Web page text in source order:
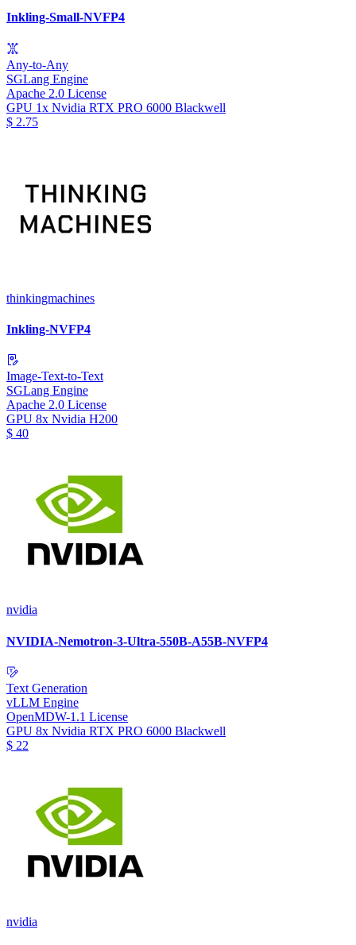
Inkling-Small-NVFP4
Any-to-Any
SGLang Engine
Apache 2.0 License
GPU 1x Nvidia RTX PRO 6000 Blackwell
$ 2.75
thinkingmachines
Inkling-NVFP4
Image-Text-to-Text
SGLang Engine
Apache 2.0 License
GPU 8x Nvidia H200
$ 40
nvidia
NVIDIA-Nemotron-3-Ultra-550B-A55B-NVFP4
Text Generation
vLLM Engine
OpenMDW-1.1 License
GPU 8x Nvidia RTX PRO 6000 Blackwell
$ 22
nvidia